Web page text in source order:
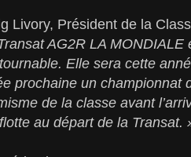
Livory, Président de la
AG2R LA MONDIALE
Elle sera cette
prochaine un
de la classe avant
au départ de la Transat.